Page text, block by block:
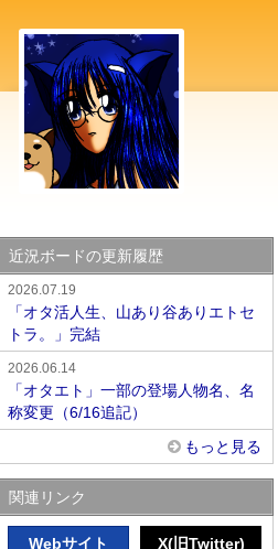
近況ボードの更新履歴
2026.07.19
「オタ活人生、山あり谷ありエトセ
トラ。」完結
2026.06.14
「オタエト」一部の登場人物名、名
称変更（6/16追記）
もっと見る
関連リンク
Webサイト X(旧Twitter)